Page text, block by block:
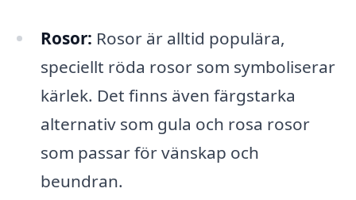
Rosor: Rosor är alltid populära,
speciellt röda rosor som symboliserar
kärlek. Det finns även färgstarka
alternativ som gula och rosa rosor
som passar för vänskap och
beundran.